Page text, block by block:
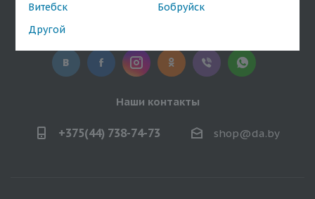
Витебск
Бобруйск
Другой
Наши контакты
+375(44) 738-74-73 shop@da.by